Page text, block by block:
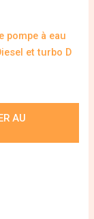
pompe à eau
et turbo D
AU